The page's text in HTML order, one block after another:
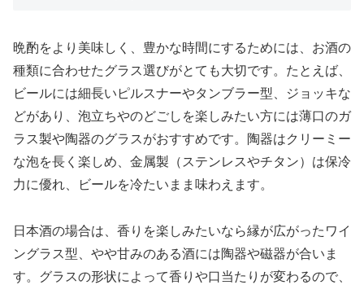
晩酌をより美味しく、豊かな時間にするためには、お酒の
種類に合わせたグラス選びがとても大切です。たとえば、
ビールには細長いピルスナーやタンブラー型、ジョッキな
どがあり、泡立ちやのどごしを楽しみたい方には薄口のガ
ラス製や陶器のグラスがおすすめです。陶器はクリーミー
な泡を長く楽しめ、金属製（ステンレスやチタン）は保冷
力に優れ、ビールを冷たいまま味わえます。
日本酒の場合は、香りを楽しみたいなら縁が広がったワイ
ングラス型、やや甘みのある酒には陶器や磁器が合いま
す。グラスの形状によって香りや口当たりが変わるので、